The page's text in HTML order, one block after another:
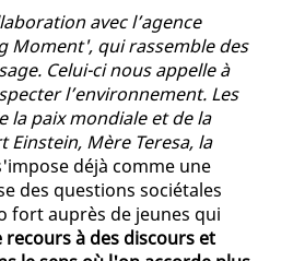
avec l’agence
Moment', qui rassemble des
Celui-ci nous appelle à
l’environnement. Les
la paix mondiale et de la
Mère Teresa, la
déjà comme une
des questions sociétales
fort auprès de jeunes qui
recours à des discours et